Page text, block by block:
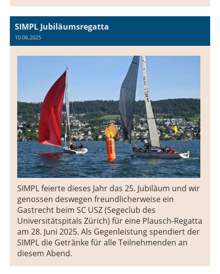
SIMPL Jubiläumsregatta
10.06.2025
SIMPL feierte dieses Jahr das 25. Jubiläum und wir
genossen deswegen freundlicherweise ein
Gastrecht beim SC USZ (Segeclub des
Universitätspitals Zürich) für eine Plausch-Regatta
am 28. Juni 2025. Als Gegenleistung spendiert der
SIMPL die Getränke für alle Teilnehmenden an
diesem Abend.